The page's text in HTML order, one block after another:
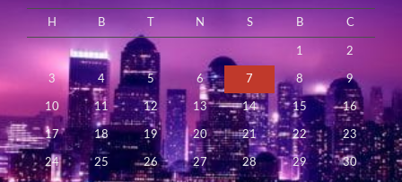
H B N S B C
1 2
3 4 5 6 7 8 9
10 11 12 13 14 15 16
17 18 19 20 21 22 23
24 25 26 27 28 29 30